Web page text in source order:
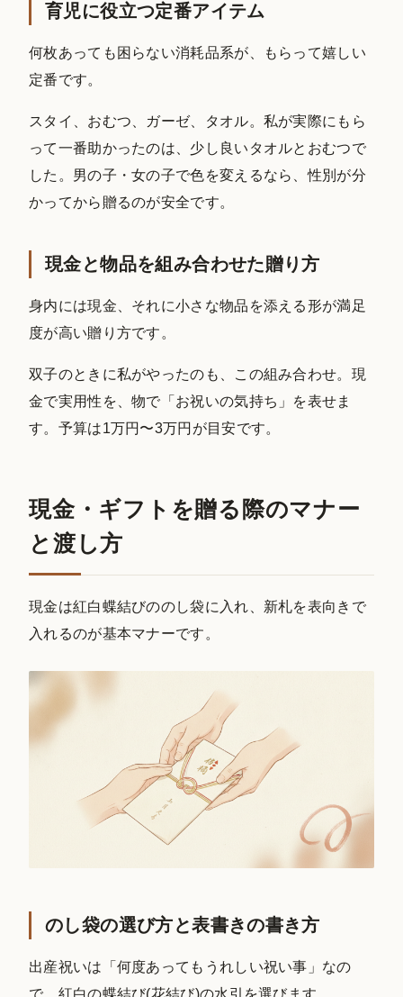
育児に役立つ定番アイテム
何枚あっても困らない消耗品系が、もらって嬉しい
定番です。
スタイ、おむつ、ガーゼ、タオル。私が実際にもら
って一番助かったのは、少し良いタオルとおむつで
した。男の子・女の子で色を変えるなら、性別が分
かってから贈るのが安全です。
現金と物品を組み合わせた贈り方
身内には現金、それに小さな物品を添える形が満足
度が高い贈り方です。
双子のときに私がやったのも、この組み合わせ。現
金で実用性を、物で「お祝いの気持ち」を表せま
す。予算は1万円〜3万円が目安です。
現金・ギフトを贈る際のマナー
と渡し方
現金は紅白蝶結びののし袋に入れ、新札を表向きで
入れるのが基本マナーです。
のし袋の選び方と表書きの書き方
出産祝いは「何度あってもうれしい祝い事」なの